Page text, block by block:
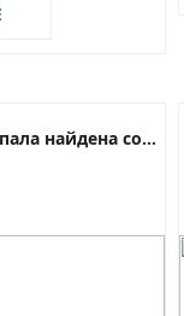
Брянск | Pet911.ru пропала найдена собака кошка